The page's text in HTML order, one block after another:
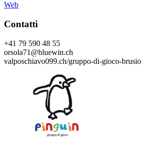
Web
Contatti
+41 79 590 48 55
orsola71@bluewin.ch
valposchiavo099.ch/gruppo-di-gioco-brusio